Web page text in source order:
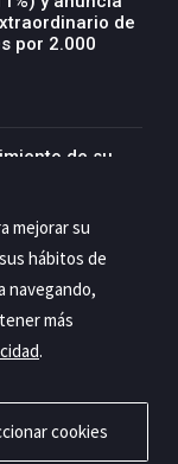
de
por 2.000
de su
en siete
Contacto RSS
mejorar su
hábitos de
navegando,
más
.
cookies